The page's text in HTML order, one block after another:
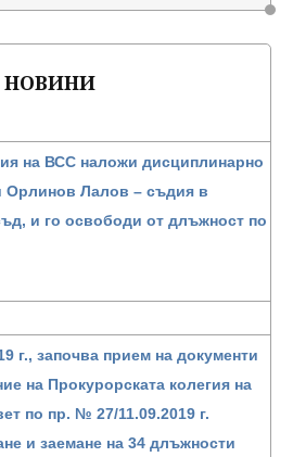
НОВИНИ
на ВСС наложи дисциплинарно
Орлинов Лалов – съдия в
и го освободи от длъжност по
г., започва прием на документи
на Прокурорската колегия на
по пр. № 27/11.09.2019 г.
и заемане на 34 длъжности